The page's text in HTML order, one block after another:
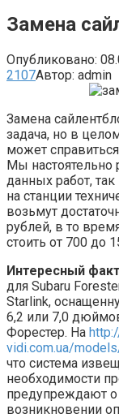
Замена
Опубликовано:
2107Автор: admin
Замена
задача, но в
может
Мы настоятельно
данных работ,
на станции
возьмут
рублей, в то
стоить от 700 до
Интересный факт
для Subaru
Starlink,
6,2 или 7,0
Форестер. На
vidi.com.ua/
что система
необходимости
предупреждают
возникновении